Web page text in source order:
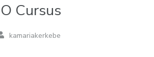
Cursus
kamariakerkebe